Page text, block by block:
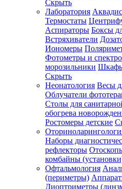
Все
покупки
одном
месте
Личный
менеджер
Отслеживание
статуса
заказа
Скрыть
Лаборатория
Термостаты
Аспираторы Боксы
Встряхиватели
Иономеры
Фотометры и
морозильники
Скрыть
Неонатология Весы
Облучатели
Столы для
обогрева
Ростомеры детские
Наборы
рефлекторы
комбайны
Офтальмология
(периметры)
Диоптриметры